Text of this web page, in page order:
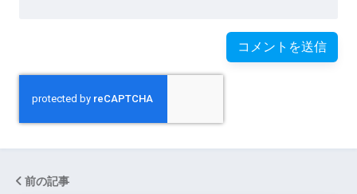
やる夫はマサラタウンを飛び
やる夫はWBに乗ってしまった
ようです
前の記事